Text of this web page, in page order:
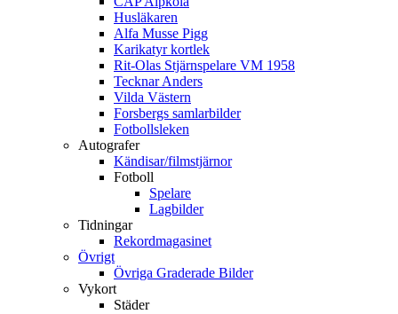
Husläkaren
Alfa Musse Pigg
Karikatyr kortlek
Rit-Olas Stjärnspelare VM 1958
Tecknar Anders
Vilda Västern
Forsbergs samlarbilder
Fotbollsleken
Autografer
Kändisar/filmstjärnor
Fotboll
Spelare
Lagbilder
Tidningar
Rekordmagasinet
Övrigt
Övriga Graderade Bilder
Vykort
Städer